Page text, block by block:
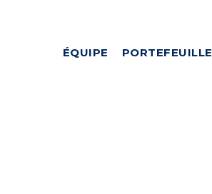
ÉQUIPE PORTEFEUILLE